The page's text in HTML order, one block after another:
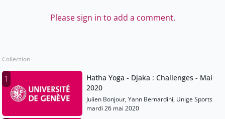
Please sign in to add a comment.
Collection
1
Hatha Yoga - Djaka : Challenges - Mai
2020
Julien Bonjour, Yann Bernardini, Unige Sports
mardi 26 mai 2020